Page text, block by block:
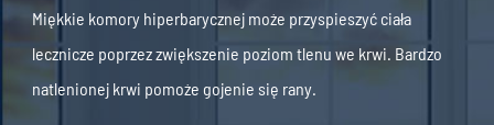
Miękkie komory hiperbarycznej może przyspieszyć ciała
lecznicze poprzez zwiększenie poziom tlenu we krwi. Bardzo
natlenionej krwi pomoże gojenie się rany.